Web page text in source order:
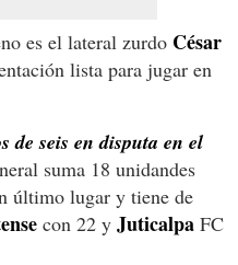
es el lateral zurdo César
lista para jugar en
de seis en disputa en el
suma 18 unidandes
último lugar y tiene de
con 22 y Juticalpa FC